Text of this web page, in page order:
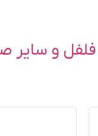
و سایر